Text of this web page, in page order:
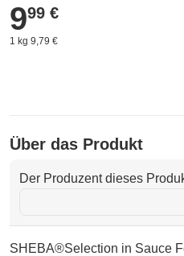
9,99 €
999 €
1 kg 9,79 €
Über das Produkt
Der Produzent dieses
SHEBA®Selection in Sauce